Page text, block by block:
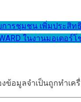
ารชุมชน เพิ่มประสิท
ในงานมอเตอร์โ
ข้อมูลจำเป็นถูกทำเค